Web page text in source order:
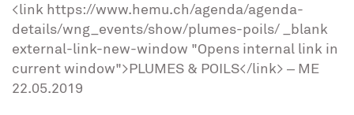
<link https://www.hemu.ch/agenda/agenda-
details/wng_events/show/plumes-poils/ _blank
external-link-new-window "Opens internal link in
current window">PLUMES & POILS</link> – ME
22.05.2019